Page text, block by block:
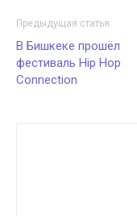
Предыдущая статья
В Бишкеке прошёл
фестиваль Hip Hop
Connection